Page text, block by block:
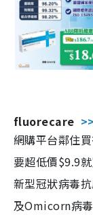
fluorecare
網購平台鄰住
要超低價$9.9
新型冠狀病毒
及Omicorn病